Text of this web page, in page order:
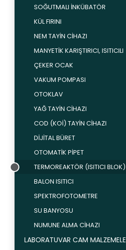
SOĞUTMALI İNKÜBATÖR
KÜL FIRINI
NEM TAYİN CİHAZI
MANYETİK KARIŞTIRICI, ISITICILI
ÇEKER OCAK
VAKUM POMPASI
OTOKLAV
YAĞ TAYİN CİHAZI
COD (KOİ) TAYİN CİHAZI
DİJİTAL BÜRET
OTOMATİK PİPET
TERMOREAKTÖR (ISITICI
BALON ISITICI
SPEKTROFOTOMETRE
SU BANYOSU
NUMUNE ALMA CİHAZI
LABORATUVAR CAM